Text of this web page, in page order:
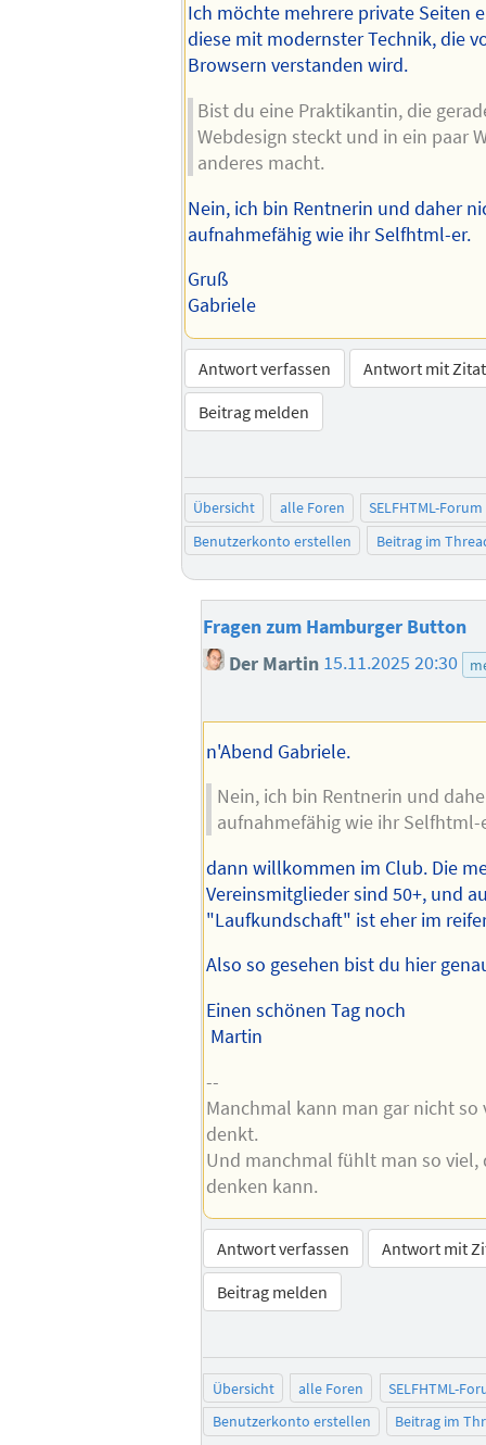
Ich möchte mehrere private Seiten
diese mit modernster Technik, die
Browsern verstanden wird.
Bist du eine Praktikantin, die
Webdesign steckt und in ein paar
anderes macht.
Nein, ich bin Rentnerin und daher
aufnahmefähig wie ihr Selfhtml-er.
Gruß
Gabriele
Antwort verfassen
Antwort mit
Beitrag melden
Übersicht alle Foren
SELFHTML-Forum
Benutzerkonto erstellen
Beitrag im
Fragen zum Hamburger Button
Der Martin 15.11.2025 20:30
n'Abend Gabriele.
Nein, ich bin Rentnerin und
aufnahmefähig wie ihr Selfhtml-
dann willkommen im Club. Die
Vereinsmitglieder sind 50+, und
"Laufkundschaft" ist eher im
Also so gesehen bist du hier
Einen schönen Tag noch
Martin
--
Manchmal kann man gar nicht
denkt.
Und manchmal fühlt man so viel,
denken kann.
Antwort verfassen
Antwort mit
Beitrag melden
Übersicht alle Foren
SELFHTML-
Benutzerkonto erstellen
Beitrag im